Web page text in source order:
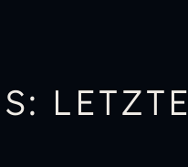
LETZTE